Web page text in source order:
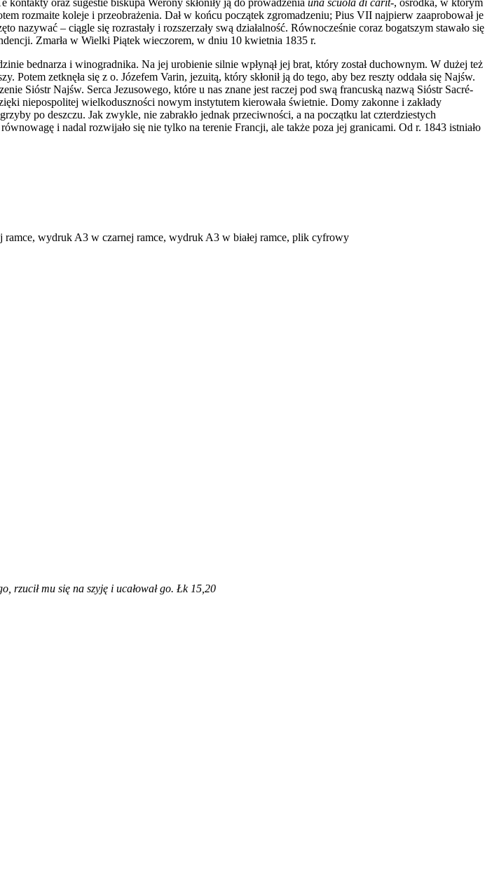
rozmaite koleje i przeobrażenia. Dał w końcu początek zgromadzeniu; Pius VII najpierw zaaprobował je
– ciągle się rozrastały i rozszerzały swą działalność. Równocześnie coraz bogatszym stawało się
Zmarła w Wielki Piątek wieczorem, w dniu 10 kwietnia 1835 r.
bednarza i winogradnika. Na jej urobienie silnie wpłynął jej brat, który został duchownym. W dużej też
Potem zetknęła się z o. Józefem Varin, jezuitą, który skłonił ją do tego, aby bez reszty oddała się Najśw.
Sióstr Najśw. Serca Jezusowego, które u nas znane jest raczej pod swą francuską nazwą Sióstr Sacré-
niepospolitej wielkoduszności nowym instytutem kierowała świetnie. Domy zakonne i zakłady
po deszczu. Jak zwykle, nie zabrakło jednak przeciwności, a na początku lat czterdziestych
i nadal rozwijało się nie tylko na terenie Francji, ale także poza jej granicami. Od r. 1843 istniało
wydruk A3 w czarnej ramce, wydruk A3 w białej ramce, plik cyfrowy
rzucił mu się na szyję i ucałował go. Łk 15,20